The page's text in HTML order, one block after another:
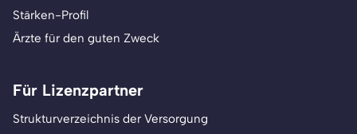
Stärken-Profil
Ärzte für den guten Zweck
Für Lizenzpartner
Strukturverzeichnis der Versorgung